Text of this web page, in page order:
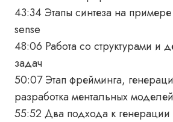
43:34 Этапы синтеза на
sense
48:06 Работа со структурами и
задач
50:07 Этап фрейминга,
разработка ментальных моделей
55:52 Два подхода к